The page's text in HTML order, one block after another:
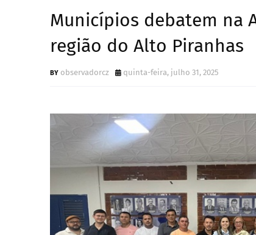
Municípios debatem na
região do Alto Piranhas
observadorcz quinta-feira, julho 31, 2025